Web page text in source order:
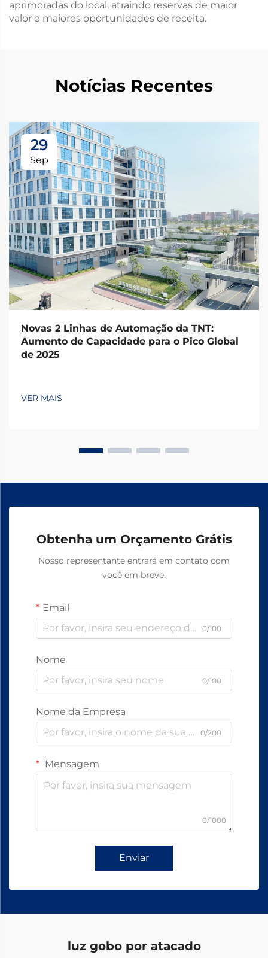
aprimoradas do local, atraindo reservas de maior
valor e maiores oportunidades de receita.
Notícias Recentes
29
Sep
Novas 2 Linhas de Automação da TNT:
Aumento de Capacidade para o Pico Global
de 2025
VER MAIS
Obtenha um Orçamento Grátis
Nosso representante entrará em contato com
você em breve.
Email
0/100
Nome
0/100
Nome da Empresa
0/200
Mensagem
0/1000
Enviar
luz gobo por atacado